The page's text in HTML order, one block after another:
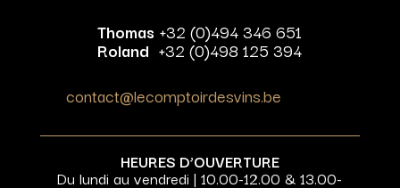
Thomas +32 (0)494 346 651
Roland +32 (0)498 125 394
contact@lecomptoirdesvins.be
HEURES D’OUVERTURE
Du lundi au vendredi | 10.00-12.00 & 13.00-